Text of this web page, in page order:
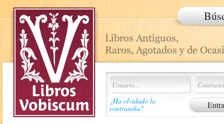
¿Ha olvidado la
contraseña?